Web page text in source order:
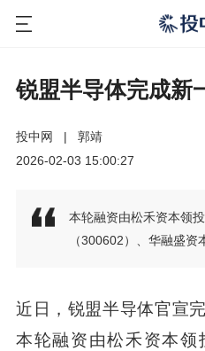
锐盟半导体完成新
投中网 |
郭靖
2026-02-03 15:00:27
本轮融资由松禾资本领
（300602）、华融盛资
近日，锐盟半导体官宣
本轮融资由松禾资本领